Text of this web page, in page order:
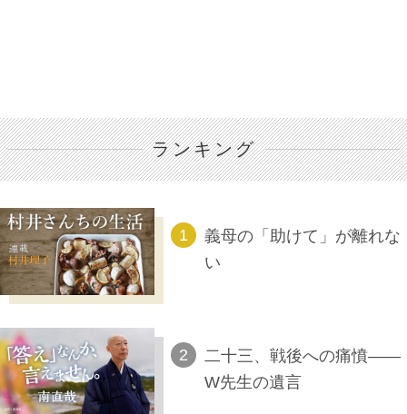
ランキング
義母の「助けて」が離れな
い
二十三、戦後への痛憤――
W先生の遺言